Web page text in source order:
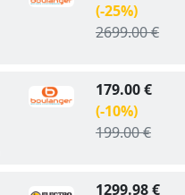
(-25%)
2699.00 €
179.00 €
(-10%)
199.00 €
1299.98 €